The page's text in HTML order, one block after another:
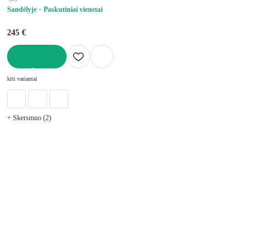
Sandėlyje
Paskutiniai vienetai
245 €
kiti variantai
+ Skersmuo (2)